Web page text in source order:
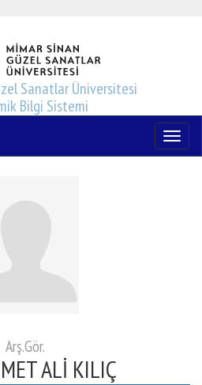
Sanatlar Üniversitesi
Bilgi Sistemi
Menu
Arş.Gör.
ALİ KILIÇ